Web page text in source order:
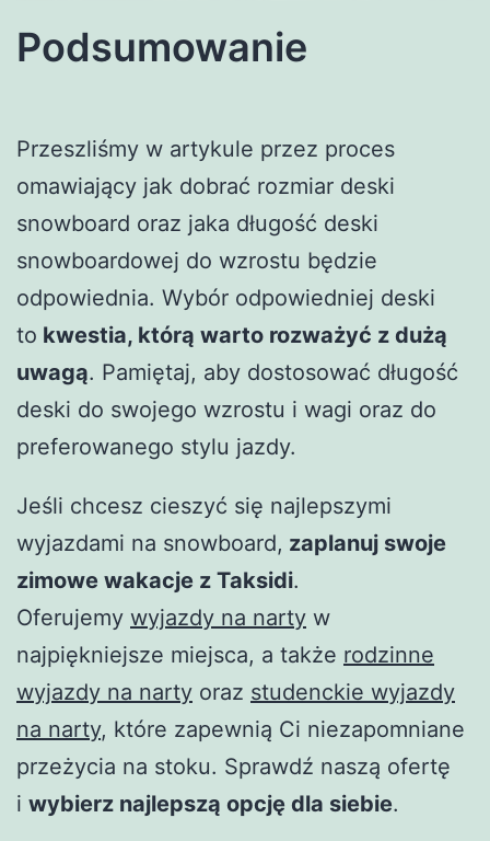
Podsumowanie
Przeszliśmy w artykule przez proces
omawiający jak dobrać rozmiar deski
snowboard oraz jaka długość deski
snowboardowej do wzrostu będzie
odpowiednia. Wybór odpowiedniej deski
to kwestia, którą warto rozważyć z dużą
uwagą. Pamiętaj, aby dostosować długość
deski do swojego wzrostu i wagi oraz do
preferowanego stylu jazdy.
Jeśli chcesz cieszyć się najlepszymi
wyjazdami na snowboard, zaplanuj swoje
zimowe wakacje z Taksidi.
Oferujemy wyjazdy na narty w
najpiękniejsze miejsca, a także rodzinne
wyjazdy na narty oraz studenckie wyjazdy
na narty, które zapewnią Ci niezapomniane
przeżycia na stoku. Sprawdź naszą ofertę
i wybierz najlepszą opcję dla siebie.